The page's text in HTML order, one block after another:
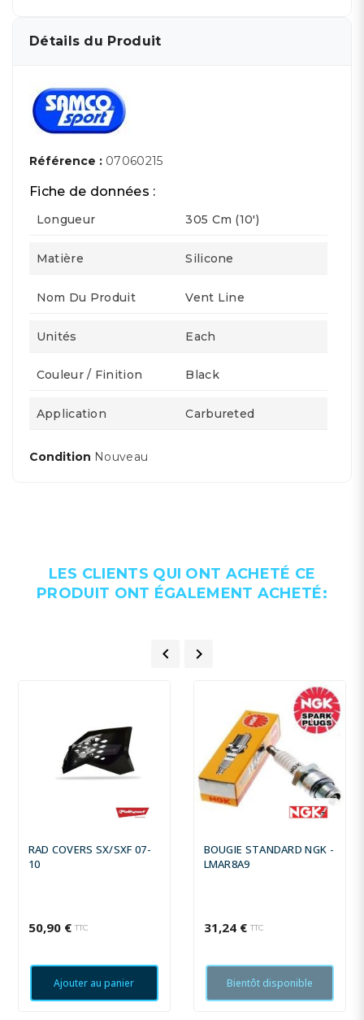
Détails du Produit
Référence : 07060215
Fiche de données :
Longueur 305 Cm (10')
Matière Silicone
Nom Du Produit Vent Line
Unités Each
Couleur / Finition Black
Application Carbureted
Condition Nouveau
LES CLIENTS QUI ONT ACHETÉ CE
PRODUIT ONT ÉGALEMENT ACHETÉ:
 
RAD COVERS SX/SXF 07-
10
50,90 € TTC
Ajouter au panier
BOUGIE STANDARD NGK -
LMAR8A9
31,24 € TTC
Bientôt disponible